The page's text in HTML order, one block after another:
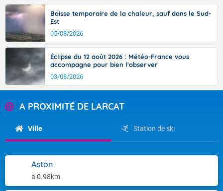
Baisse temporaire de la chaleur, sauf dans le Sud-
Est
05/08/2026
Éclipse du 12 août 2026 : Météo-France vous
accompagne pour bien l'observer
03/08/2026
A PROXIMITÉ DE LARCAT
Ville Station de ski
Aston
à 0.98km